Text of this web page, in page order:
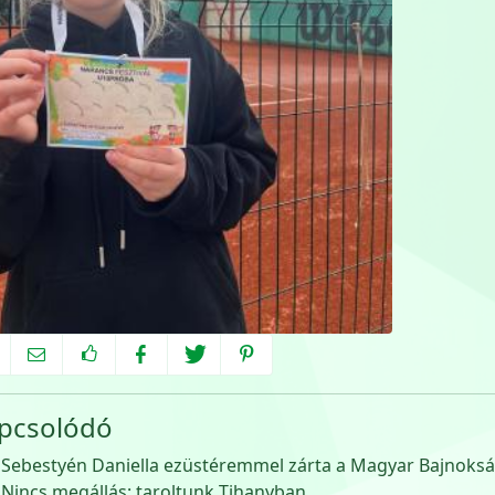
Sebestyén Daniella ezüstéremmel zárta a Magyar